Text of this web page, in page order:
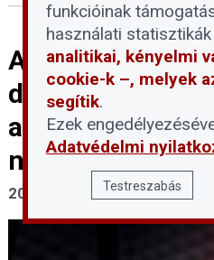
Automatikus
digitális
az új
nyilvántartási
2025. július 29.
funkcióinak
használati
analitikai, kényelmi
cookie-k –, melyek
segítik.
Ezek
Adatvédelmi
Testreszabás